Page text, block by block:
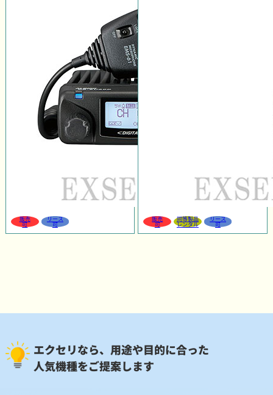
販売
可
リース
可
販売
可
同等製品
レンタル
リース
可
エクセリなら、用途や目的に合った
人気機種をご提案します